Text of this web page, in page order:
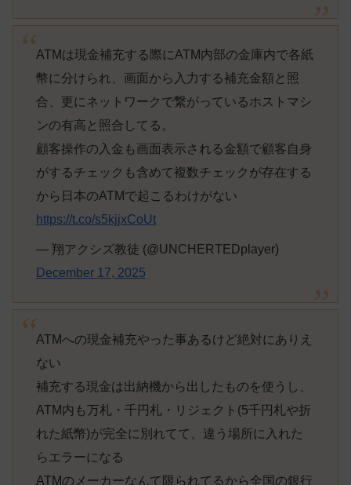
ATMは現金補充する際にATM内部の金庫内で各紙
幣に分けられ、画面から入力する補充金額と照
合、更にネットワークで繋がっているホストマシ
ンの有高と照合してる。
顧客操作の入金も画面表示される金額で顧客自身
がするチェックも含めて複数チェックが存在する
から日本のATMで起こるわけがない
https://t.co/s5kjjxCoUt
— 翔アクシズ教徒 (@UNCHERTEDplayer)
December 17, 2025
ATMへの現金補充やった事あるけど絶対にありえ
ない
補充する現金は出納機から出したものを使うし、
ATM内も万札・千円札・リジェクト(5千円札や折
れた紙幣)が完全に別れてて、違う場所に入れた
らエラーになる
ATMのメーカーなんて限られてるから全国の銀行